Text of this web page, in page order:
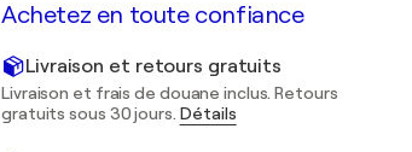
Achetez en toute confiance
Livraison et retours gratuits
Livraison et frais de douane inclus. Retours
gratuits sous 30 jours. Détails